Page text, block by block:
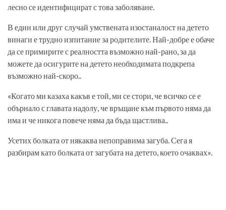
лесно се идентифицират с това заболяване.
В един или друг случай умствената изостаналост на детето
винаги е трудно изпитание за родителите. Най-добре е обаче
да се примирите с реалността възможно най-рано, за да
можете да осигурите на детето необходимата подкрепа
възможно най-скоро..
«Когато ми казаха какъв е той, ми се стори, че всичко се е
обърнало с главата надолу, че връщане към първото няма да
има и че никога повече няма да бъда щастлива..
Усетих болката от някаква непоправима загуба. Сега я
разбирам като болката от загубата на детето, което очаквах».